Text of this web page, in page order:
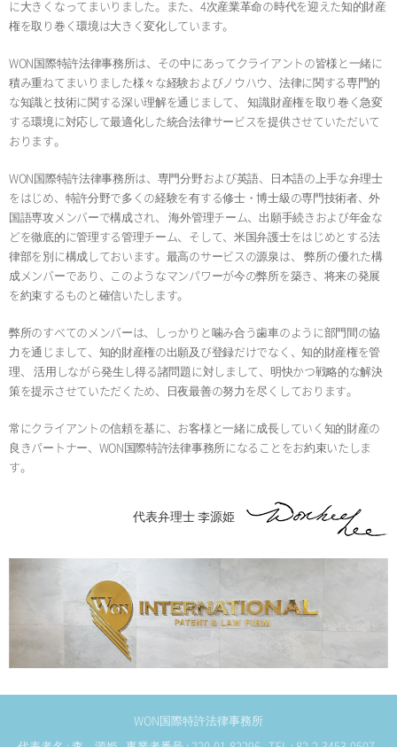
に大きくなってまいりました。また、4次産業革命の時代を迎えた知的財産
権を取り巻く環境は大きく変化しています。
WON国際特許法律事務所は、その中にあってクライアントの皆様と一緒に
積み重ねてまいりました様々な経験およびノウハウ、法律に関する専門的
な知識と技術に関する深い理解を通じまして、 知識財産権を取り巻く急変
する環境に対応して最適化した統合法律サービスを提供させていただいて
おります。
WON国際特許法律事務所は、専門分野および英語、日本語の上手な弁理士
をはじめ、特許分野で多くの経験を有する修士・博士級の専門技術者、外
国語専攻メンバーで構成され、 海外管理チーム、出願手続きおよび年金な
どを徹底的に管理する管理チーム、そして、米国弁護士をはじめとする法
律部を別に構成しておいます。最高のサービスの源泉は、 弊所の優れた構
成メンバーであり、このようなマンパワーが今の弊所を築き、将来の発展
を約束するものと確信いたします。
弊所のすべてのメンバーは、しっかりと噛み合う歯車のように部門間の協
力を通じまして、知的財産権の出願及び登録だけでなく、知的財産権を管
理、 活用しながら発生し得る諸問題に対しまして、明快かつ戦略的な解決
策を提示させていただくため、日夜最善の努力を尽くしております。
常にクライアントの信頼を基に、お客様と一緒に成長していく知的財産の
良きパートナー、WON国際特許法律事務所になることをお約束いたしま
す。
代表弁理士 李源姫
WON国際特許法律事務所